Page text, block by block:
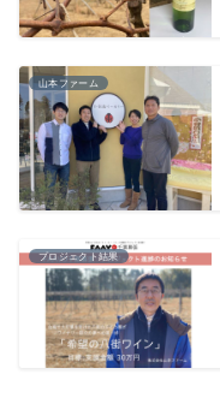
山本ファーム
プロジェクト結果